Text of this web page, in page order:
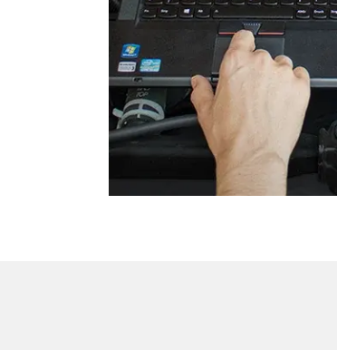
Heckklappe
Klimaanlage
Kombiinstrument
Kraftstoffpumpe